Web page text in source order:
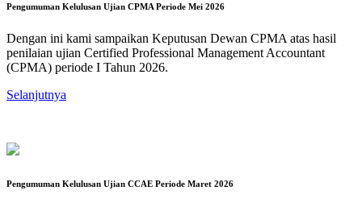
Pengumuman Kelulusan Ujian CPMA Periode Mei 2026
Dengan ini kami sampaikan Keputusan Dewan CPMA atas hasil
penilaian ujian Certified Professional Management Accountant
(CPMA) periode I Tahun 2026.
Selanjutnya
Pengumuman Kelulusan Ujian CCAE Periode Maret 2026